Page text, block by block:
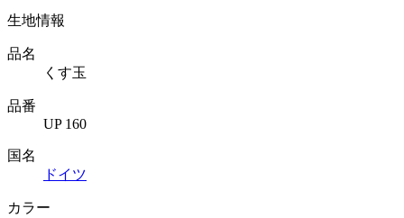
生地情報
品名
くす玉
品番
UP 160
国名
ドイツ
カラー